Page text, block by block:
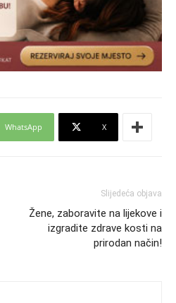
WhatsApp X
Slijedeća objava
Žene, zaboravite na lijekove i
izgradite zdrave kosti na
prirodan način!